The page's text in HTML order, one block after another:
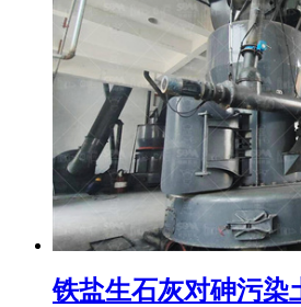
铁盐生石灰对砷污染